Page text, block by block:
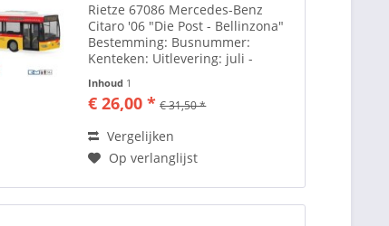
Rietze 67086 Mercedes-Benz
Citaro '06 "Die Post - Bellinzona"
Bestemming: Busnummer:
Kenteken: Uitlevering: juli -
Automodelle vindt u hier
Toebehoren zoals spiegels etc.
Inhoud 1
€ 26,00 * € 31,50 *
Vergelijken
Op verlanglijst